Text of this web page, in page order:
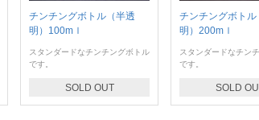
チンチングボトル（半透
明）100mｌ
スタンダードなチンチングボトル
です。
SOLD OUT
チンチングボトル
明）200mｌ
スタンダードなチン
です。
SOLD